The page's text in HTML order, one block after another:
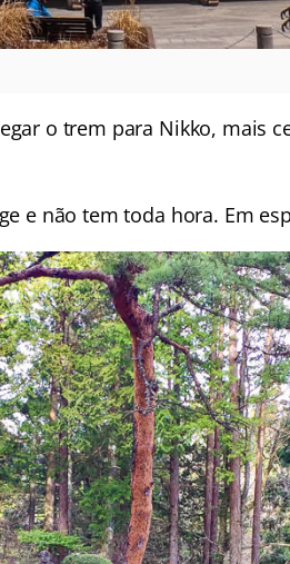
o trem para Nikko, mais
e não tem toda hora. Em